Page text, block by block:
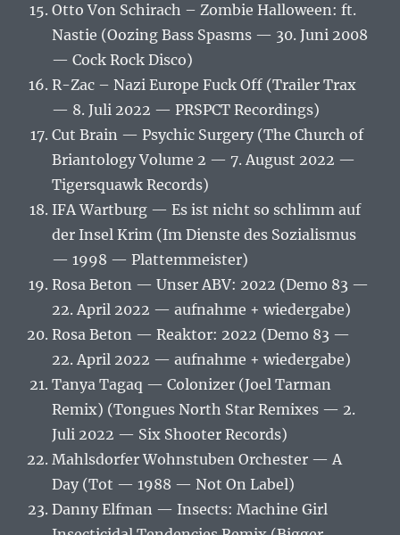
Otto Von Schirach – Zombie Halloween: ft.
Nastie (Oozing Bass Spasms — 30. Juni 2008
— Cock Rock Disco)
R-Zac – Nazi Europe Fuck Off (Trailer Trax
— 8. Juli 2022 — PRSPCT Recordings)
Cut Brain — Psychic Surgery (The Church of
Briantology Volume 2 — 7. August 2022 —
Tigersquawk Records)
IFA Wartburg — Es ist nicht so schlimm auf
der Insel Krim (Im Dienste des Sozialismus
— 1998 — Plattemmeister)
Rosa Beton — Unser ABV: 2022 (Demo 83 —
22. April 2022 — aufnahme + wiedergabe)
Rosa Beton — Reaktor: 2022 (Demo 83 —
22. April 2022 — aufnahme + wiedergabe)
Tanya Tagaq — Colonizer (Joel Tarman
Remix) (Tongues North Star Remixes — 2.
Juli 2022 — Six Shooter Records)
Mahlsdorfer Wohnstuben Orchester — A
Day (Tot — 1988 — Not On Label)
Danny Elfman — Insects: Machine Girl